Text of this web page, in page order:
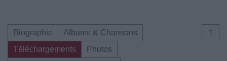
⇑
Biographie
Albums & Chansons
Téléchargements
Photos